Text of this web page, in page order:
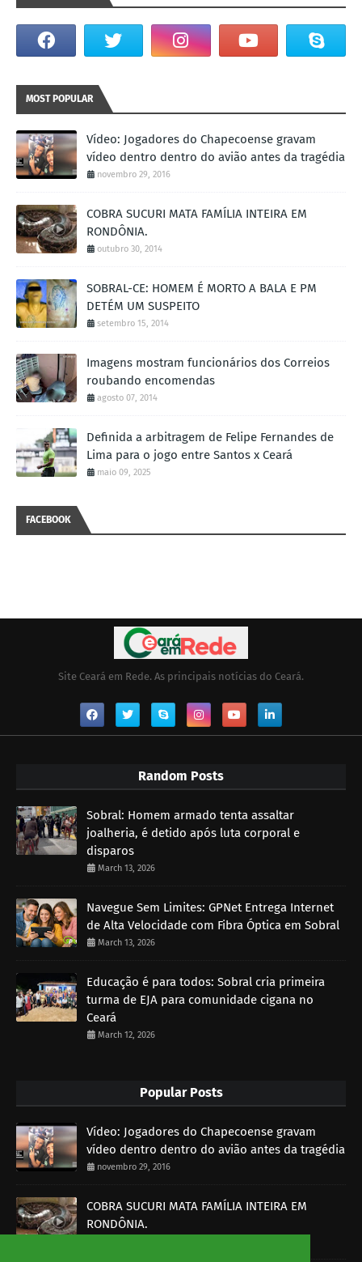
MOST POPULAR
Vídeo: Jogadores do Chapecoense gravam
vídeo dentro dentro do avião antes da tragédia
novembro 29, 2016
COBRA SUCURI MATA FAMÍLIA INTEIRA EM
RONDÔNIA.
outubro 30, 2014
SOBRAL-CE: HOMEM É MORTO A BALA E PM
DETÉM UM SUSPEITO
setembro 15, 2014
Imagens mostram funcionários dos Correios
roubando encomendas
agosto 07, 2014
Definida a arbitragem de Felipe Fernandes de
Lima para o jogo entre Santos x Ceará
maio 09, 2025
FACEBOOK
Site Ceará em Rede. As principais notícias do Ceará.
Random Posts
Sobral: Homem armado tenta assaltar
joalheria, é detido após luta corporal e
disparos
March 13, 2026
Navegue Sem Limites: GPNet Entrega Internet
de Alta Velocidade com Fibra Óptica em Sobral
March 13, 2026
Educação é para todos: Sobral cria primeira
turma de EJA para comunidade cigana no
Ceará
March 12, 2026
Popular Posts
Vídeo: Jogadores do Chapecoense gravam
vídeo dentro dentro do avião antes da tragédia
novembro 29, 2016
COBRA SUCURI MATA FAMÍLIA INTEIRA EM
RONDÔNIA.